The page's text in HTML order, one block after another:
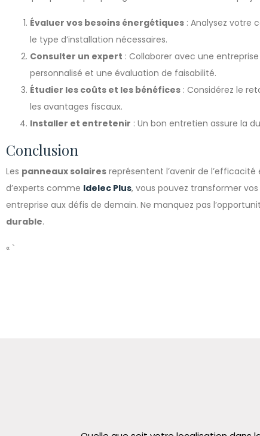
Évaluer vos besoins énergétiques : Analysez votre
le type d’installation nécessaires.
Consulter un expert : Collaborer avec une
personnalisé et une évaluation de faisabilité.
Étudier les coûts et les bénéfices : Considérez le
les avantages fiscaux.
Installer et entretenir : Un bon entretien assure la
Conclusion
Les panneaux solaires représentent l’avenir de l’efficacité
d’experts comme Idelec Plus, vous pouvez transformer
entreprise aux défis de demain. Ne manquez pas
durable.
« `